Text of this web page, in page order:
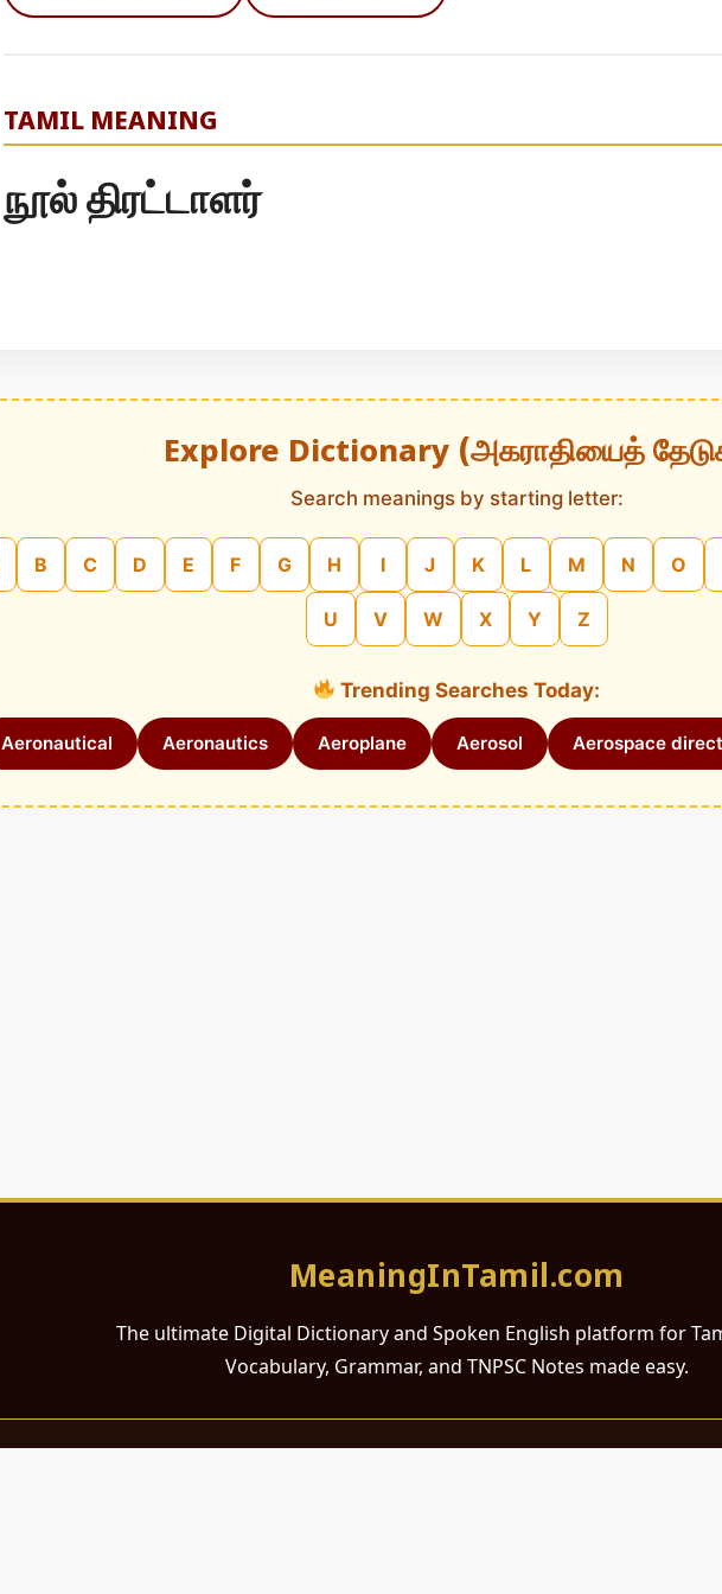
TAMIL MEANING
நூல் திரட்டாளர்
Explore Dictionary (அகராதியைத்
Search meanings by starting letter:
B C D E F G H I J K L M N O
U V W X Y Z
Trending Searches Today:
Aeronautical Aeronautics Aeroplane Aerosol Aerospace
MeaningInTamil.com
The ultimate Digital Dictionary and Spoken English platform for
Vocabulary, Grammar, and TNPSC Notes made easy.